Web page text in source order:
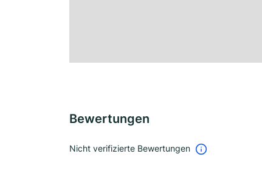
Bewertungen
Nicht verifizierte Bewertungen